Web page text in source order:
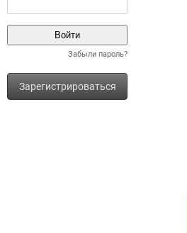
Забыли пароль?
Зарегистрироваться